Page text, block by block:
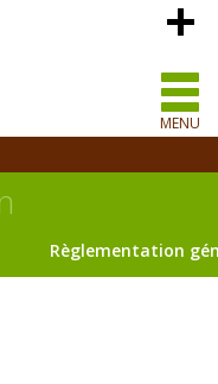
MENU
Règlementation